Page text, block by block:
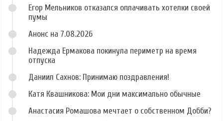
Егор Мельников отказался оплачивать хотелки своей
пумы
Анонс на 7.08.2026
Надежда Ермакова покинула периметр на время
отпуска
Даниил Сахнов: Принимаю поздравления!
Катя Квашникова: Мои дни максимально обычные
Анастасия Ромашова мечтает о собственном Добби?